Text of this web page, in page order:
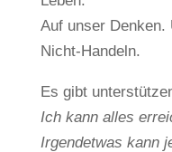
Auf unser Denken.
Nicht-Handeln.
Es gibt
Ich kann alles
Irgendetwas kann